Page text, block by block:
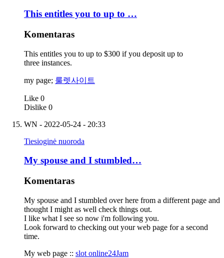
This entitles you to up to …
Komentaras
This entitles you to up to $300 if you deposit up to
three instances.
my page; 룰렛사이트
Like 0
Dislike 0
WN - 2022-05-24 - 20:33
Tiesioginė nuoroda
My spouse and I stumbled…
Komentaras
My spouse and I stumbled over here from a different page and
thought I might as well check things out.
I like what I see so now i'm following you.
Look forward to checking out your web page for a second
time.
My web page :: slot online24Jam